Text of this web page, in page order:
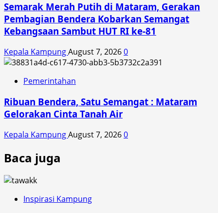
Semarak Merah Putih di Mataram, Gerakan
Pembagian Bendera Kobarkan Semangat
Kebangsaan Sambut HUT RI ke-81
Kepala KampungAugust 7, 20260
Pemerintahan
Ribuan Bendera, Satu Semangat : Mataram
Gelorakan Cinta Tanah Air
Kepala KampungAugust 7, 20260
Baca juga
Inspirasi Kampung